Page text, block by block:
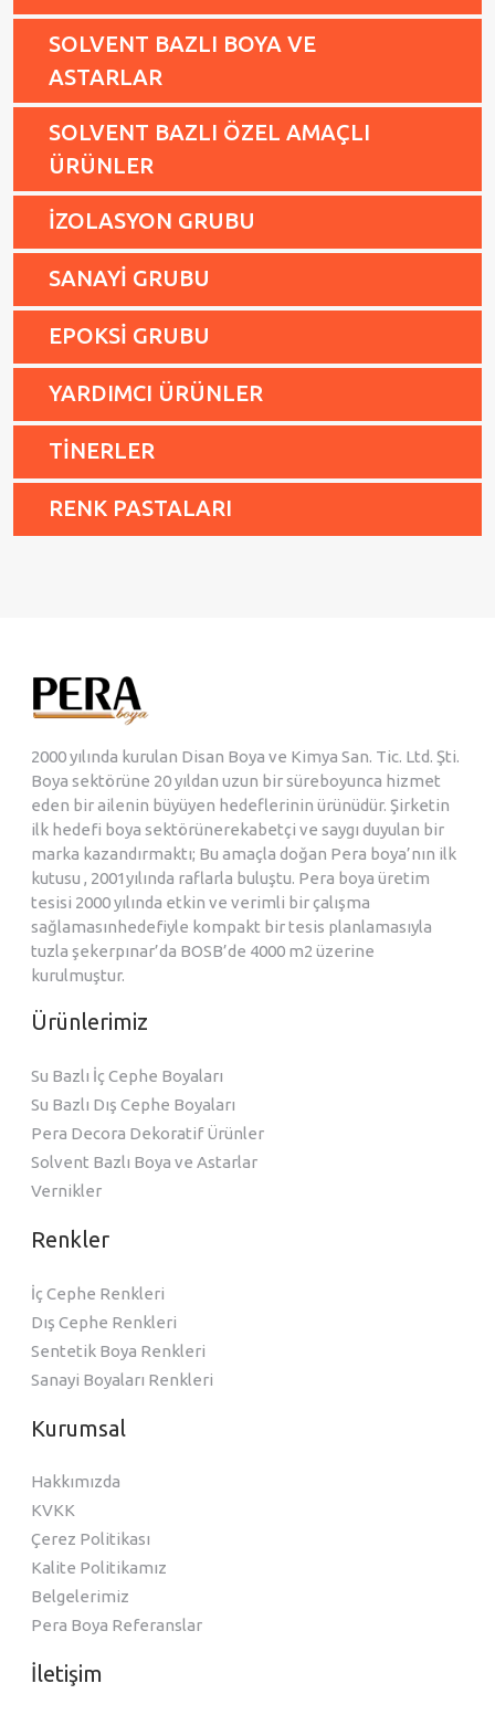
SOLVENT BAZLI BOYA VE
ASTARLAR
SOLVENT BAZLI ÖZEL AMAÇLI
ÜRÜNLER
İZOLASYON GRUBU
SANAYİ GRUBU
EPOKSİ GRUBU
YARDIMCI ÜRÜNLER
TİNERLER
RENK PASTALARI
2000 yılında kurulan Disan Boya ve Kimya San. Tic. Ltd. Şti.
Boya sektörüne 20 yıldan uzun bir süreboyunca hizmet
eden bir ailenin büyüyen hedeflerinin ürünüdür. Şirketin
ilk hedefi boya sektörünerekabetçi ve saygı duyulan bir
marka kazandırmaktı; Bu amaçla doğan Pera boya’nın ilk
kutusu , 2001yılında raflarla buluştu. Pera boya üretim
tesisi 2000 yılında etkin ve verimli bir çalışma
sağlamasınhedefiyle kompakt bir tesis planlamasıyla
tuzla şekerpınar’da BOSB’de 4000 m2 üzerine
kurulmuştur.
Ürünlerimiz
Su Bazlı İç Cephe Boyaları
Su Bazlı Dış Cephe Boyaları
Pera Decora Dekoratif Ürünler
Solvent Bazlı Boya ve Astarlar
Vernikler
Renkler
İç Cephe Renkleri
Dış Cephe Renkleri
Sentetik Boya Renkleri
Sanayi Boyaları Renkleri
Kurumsal
Hakkımızda
KVKK
Çerez Politikası
Kalite Politikamız
Belgelerimiz
Pera Boya Referanslar
İletişim